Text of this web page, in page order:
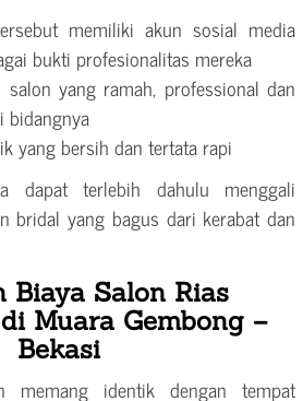
memiliki akun sosial media
bukti profesionalitas mereka
salon yang ramah, professional dan
bidangnya
yang bersih dan tertata rapi
dapat terlebih dahulu menggali
bridal yang bagus dari kerabat dan
Biaya Salon Rias
Muara Gembong –
Bekasi
memang identik dengan tempat